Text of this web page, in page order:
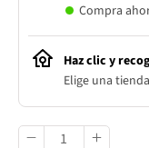
Compra
Haz clic y
Elige una